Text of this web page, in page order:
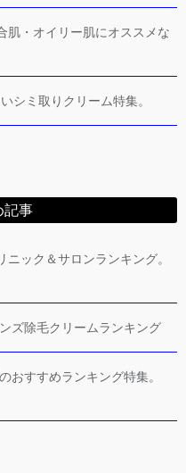
肌・オイリー肌にオススメな
シミ取りクリーム特集。
記事
ニック＆サロンランキング。
ズ除毛クリームランキング
おすすめランキング特集。